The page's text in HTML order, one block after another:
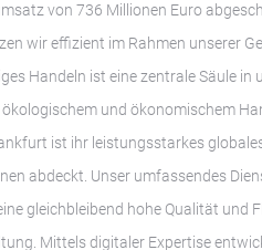
von 736 Millionen Euro
wir effizient im Rahmen unserer
Handeln ist eine zentrale Säule
und ökonomischem
ist ihr leistungsstarkes
abdeckt. Unser umfassendes
gleichbleibend hohe Qualität und
Mittels digitaler Expertise